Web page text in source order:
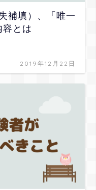
補填）、「唯一
容とは
2019年12月22日